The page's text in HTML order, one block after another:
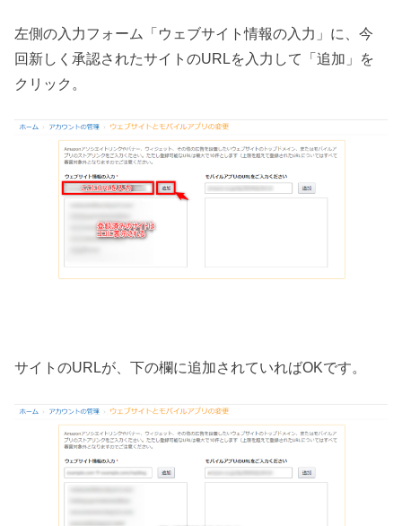
左側の入力フォーム「ウェブサイト情報の入力」に、今
回新しく承認されたサイトのURLを入力して「追加」を
クリック。
サイトのURLが、下の欄に追加されていればOKです。